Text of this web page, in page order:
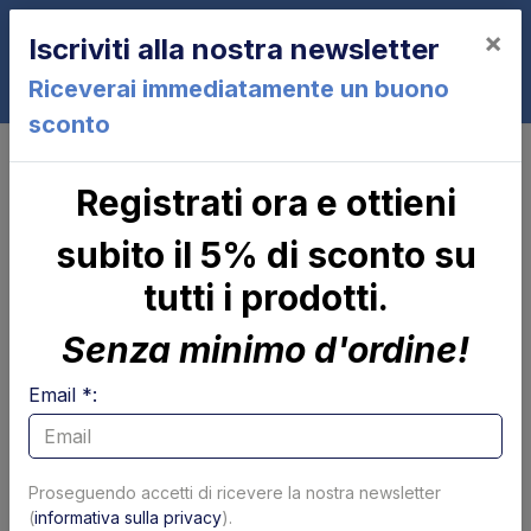
0
Joystick 4 posizioni evo BAR
Iscriviti alla nostra newsletter
Riceverai immediatamente un buono
sconto
×
Registrati ora e ottieni
subito il 5% di sconto su
tutti i prodotti.
Senza minimo d'ordine!
Email *:
Proseguendo accetti di ricevere la nostra newsletter
(informativa sulla privacy).